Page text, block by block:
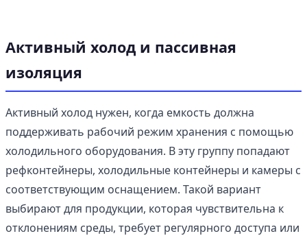
Активный холод и пассивная
изоляция
Активный холод нужен, когда емкость должна
поддерживать рабочий режим хранения с помощью
холодильного оборудования. В эту группу попадают
рефконтейнеры, холодильные контейнеры и камеры с
соответствующим оснащением. Такой вариант
выбирают для продукции, которая чувствительна к
отклонениям среды, требует регулярного доступа или